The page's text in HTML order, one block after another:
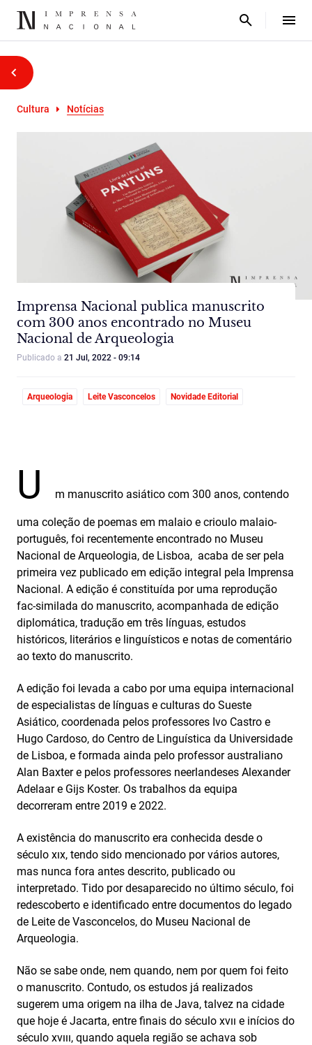
Cultura Notícias
Imprensa Nacional publica manuscrito
com 300 anos encontrado no Museu
Nacional de Arqueologia
Publicado a 21 Jul, 2022 - 09:14
Arqueologia Leite Vasconcelos Novidade Editorial
U m manuscrito asiático com 300 anos, contendo
uma coleção de poemas em malaio e crioulo malaio-
português, foi recentemente encontrado no Museu
Nacional de Arqueologia, de Lisboa, acaba de ser pela
primeira vez publicado em edição integral pela Imprensa
Nacional. A edição é constituída por uma reprodução
fac-similada do manuscrito, acompanhada de edição
diplomática, tradução em três línguas, estudos
históricos, literários e linguísticos e notas de comentário
ao texto do manuscrito.
A edição foi levada a cabo por uma equipa internacional
de especialistas de línguas e culturas do Sueste
Asiático, coordenada pelos professores Ivo Castro e
Hugo Cardoso, do Centro de Linguística da Universidade
de Lisboa, e formada ainda pelo professor australiano
Alan Baxter e pelos professores neerlandeses Alexander
Adelaar e Gijs Koster. Os trabalhos da equipa
decorreram entre 2019 e 2022.
A existência do manuscrito era conhecida desde o
século xıx, tendo sido mencionado por vários autores,
mas nunca fora antes descrito, publicado ou
interpretado. Tido por desaparecido no último século, foi
redescoberto e identificado entre documentos do legado
de Leite de Vasconcelos, do Museu Nacional de
Arqueologia.
Não se sabe onde, nem quando, nem por quem foi feito
o manuscrito. Contudo, os estudos já realizados
sugerem uma origem na ilha de Java, talvez na cidade
que hoje é Jacarta, entre finais do século xvıı e inícios do
século xvııı, quando aquela região se achava sob